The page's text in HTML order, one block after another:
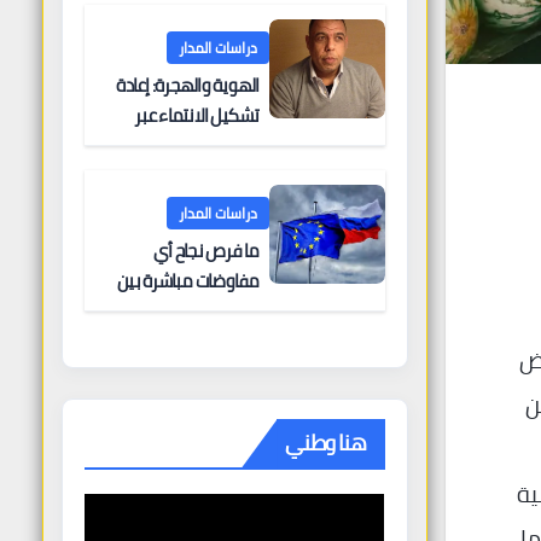
2026، لينخفض
عن
دراسات المدار
الهوية والهجرة: إعادة
تشكيل الانتماء عبر
دراسات المدار
ما فرص نجاح أي
مفاوضات مباشرة بين
هنا وطني